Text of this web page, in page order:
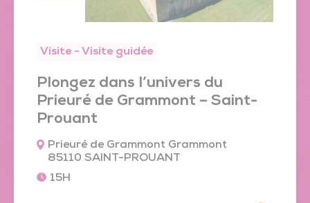
Visite - Visite guidée
Plongez dans l’univers du
Prieuré de Grammont – Saint-
Prouant
Prieuré de Grammont Grammont
85110 SAINT-PROUANT
15H